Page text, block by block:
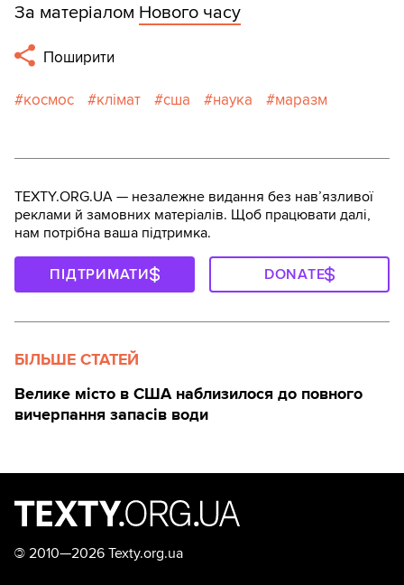
За матеріалом Нового часу
Поширити
космос клімат сша наука маразм
TEXTY.ORG.UA — незалежне видання без навʼязливої
реклами й замовних матеріалів. Щоб працювати далі,
нам потрібна ваша підтримка.
ПІДТРИМАТИ DONATE
БІЛЬШЕ СТАТЕЙ
Велике місто в США наблизилося до повного
вичерпання запасів води
© 2010—2026 Texty.org.ua